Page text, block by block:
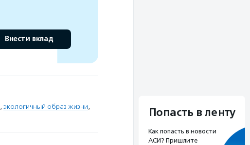
Внести вклад
, экологичный образ жизни,
Попасть в ленту
Как попасть в новости
АСИ? Пришлите